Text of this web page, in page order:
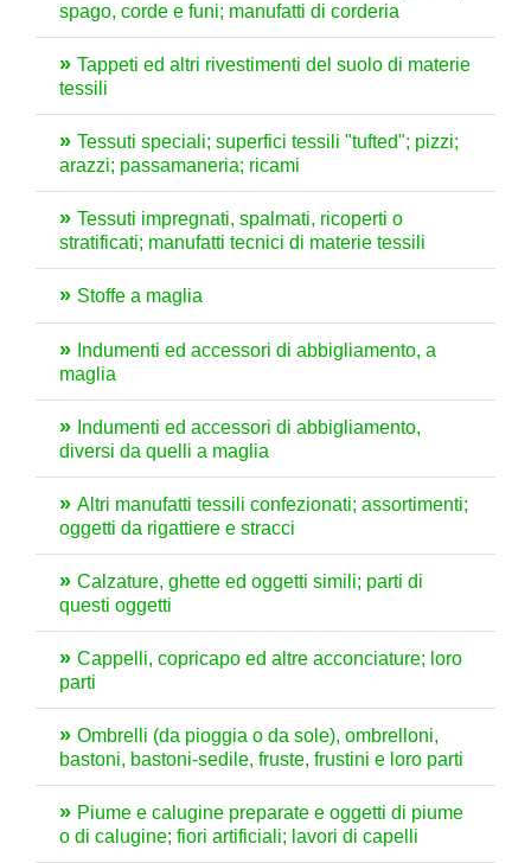
spago, corde e funi; manufatti di corderia
Tappeti ed altri rivestimenti del suolo di materie
tessili
Tessuti speciali; superfici tessili "tufted"; pizzi;
arazzi; passamaneria; ricami
Tessuti impregnati, spalmati, ricoperti o
stratificati; manufatti tecnici di materie tessili
Stoffe a maglia
Indumenti ed accessori di abbigliamento, a
maglia
Indumenti ed accessori di abbigliamento,
diversi da quelli a maglia
Altri manufatti tessili confezionati; assortimenti;
oggetti da rigattiere e stracci
Calzature, ghette ed oggetti simili; parti di
questi oggetti
Cappelli, copricapo ed altre acconciature; loro
parti
Ombrelli (da pioggia o da sole), ombrelloni,
bastoni, bastoni-sedile, fruste, frustini e loro parti
Piume e calugine preparate e oggetti di piume
o di calugine; fiori artificiali; lavori di capelli